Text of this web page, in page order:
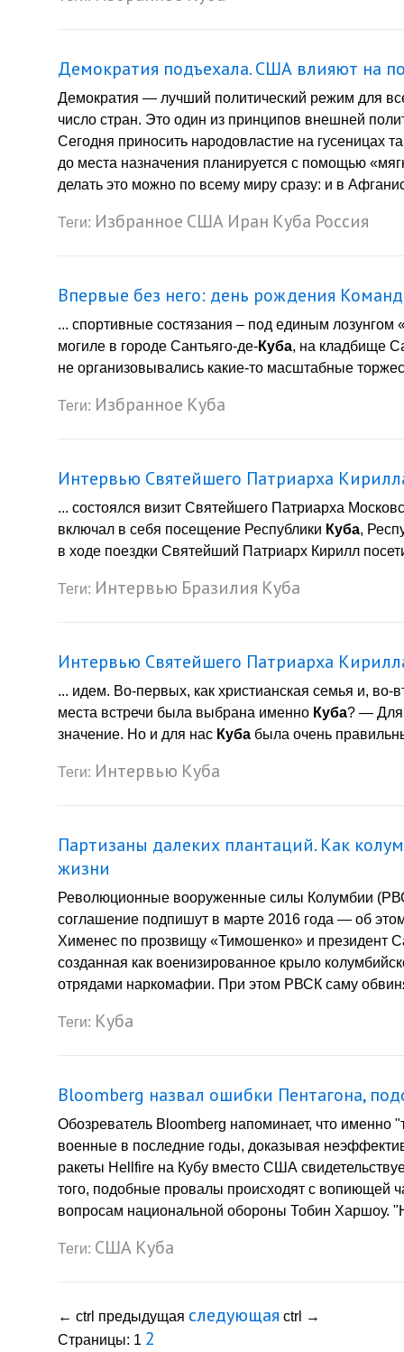
Демократия подъехала. США влияют на
Демократия — лучший политический режим для
число стран. Это один из принципов внешней
Сегодня приносить народовластие на гусеницах
до места назначения планируется с помощью
делать это можно по всему миру сразу: и в
Теги: Избранное США Иран Куба Россия
Впервые без него: день рождения
... спортивные состязания – под единым
могиле в городе Сантьяго-де-Куба, на кладбище
не организовывались какие-то масштабные
Теги: Избранное Куба
Интервью Святейшего Патриарха
... состоялся визит Святейшего Патриарха
включал в себя посещение Республики Куба,
в ходе поездки Святейший Патриарх Кирилл
Теги: Интервью Бразилия Куба
Интервью Святейшего Патриарха
... идем. Во-первых, как христианская семья и,
места встречи была выбрана именно Куба? — Для
значение. Но и для нас Куба была очень
Теги: Интервью Куба
Партизаны далеких плантаций. Как
жизни
Революционные вооруженные силы Колумбии
соглашение подпишут в марте 2016 года — об
Хименес по прозвищу «Тимошенко» и президент
созданная как военизированное крыло
отрядами наркомафии. При этом РВСК саму
Теги: Куба
Bloomberg назвал ошибки Пентагона,
Обозреватель Bloomberg напоминает, что
военные в последние годы, доказывая
ракеты Hellfire на Кубу вместо США
того, подобные провалы происходят с вопиющей
вопросам национальной обороны Тобин Харшоу.
Теги: США Куба
← ctrl предыдущая следующая ctrl
→
Страницы: 1 2